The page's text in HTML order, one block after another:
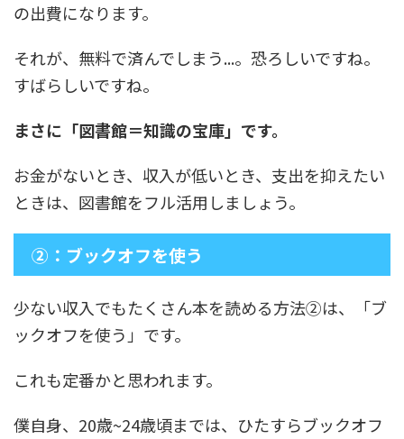
の出費になります。
それが、無料で済んでしまう...。恐ろしいですね。
すばらしいですね。
まさに「図書館＝知識の宝庫」です。
お金がないとき、収入が低いとき、支出を抑えたい
ときは、図書館をフル活用しましょう。
②：ブックオフを使う
少ない収入でもたくさん本を読める方法②は、「ブ
ックオフを使う」です。
これも定番かと思われます。
僕自身、20歳~24歳頃までは、ひたすらブックオフ